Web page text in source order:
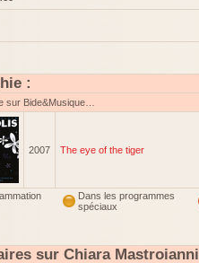
:
sur Bide&Musique…
2007 The eye of the tiger
Dans les programmes
spéciaux
sur Chiara Mastroianni